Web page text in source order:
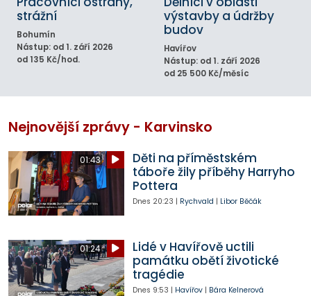
strážní
Bohumín
Nástup: od 1. září 2026
od 135 Kč/hod.
výstavby a údržby
budov
Havířov
Nástup: od 1. září 2026
od 25 500 Kč/měsíc
Nejnovější zprávy - Karvinsko
01:43
Děti na příměstském
táboře žily příběhy Harryho
Pottera
Dnes 20:23 | Rychvald | Libor Běčák
01:24
Lidé v Havířově uctili
památku obětí životické
tragédie
Dnes 9:53 | Havířov| Bára Kelnerová